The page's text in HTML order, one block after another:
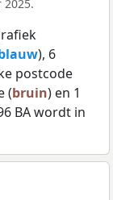
), 6
postcode
(bruin) en 1
BA wordt in